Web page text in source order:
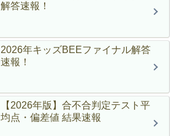
解答速報！
2026年キッズBEEファイナル解答
速報！
【2026年版】合不合判定テスト平
均点・偏差値 結果速報